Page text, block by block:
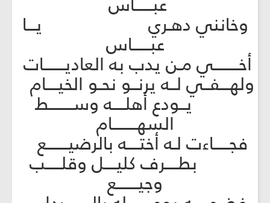
وخانني دهـري يـــا
عبــــــاس
أخــــــــي مـن يدب به العاديـــــــات
ولهـــفــي لــه يرنــو نحـو الخيــــام
يــودع أهلــــه وســــــــط
السهــــــــام
فجـــــاءت لـه أختــــه بالرضيـــــــع
بطــــرف كليــــل وقلـــــب
وجيـــــــع